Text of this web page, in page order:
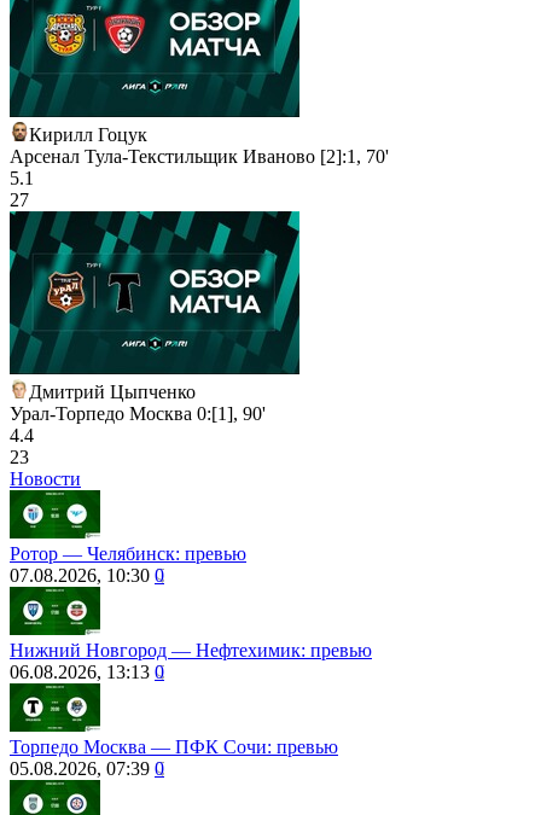
Кирилл Гоцук
Арсенал Тула-Текстильщик Иваново [2]:1, 70'
5.1
27
Дмитрий Цыпченко
Урал-Торпедо Москва 0:[1], 90'
4.4
23
Новости
Ротор ― Челябинск: превью
07.08.2026, 10:30 0
Нижний Новгород ― Нефтехимик: превью
06.08.2026, 13:13 0
Торпедо Москва ― ПФК Сочи: превью
05.08.2026, 07:39 0